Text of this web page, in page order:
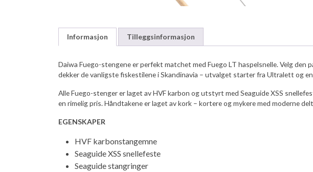
Informasjon Tilleggsinformasjon
Daiwa Fuego-stengene er perfekt matchet med Fuego LT haspelsnelle. Velg
dekker de vanligste fiskestilene i Skandinavia – utvalget starter fra Ultralett og
Alle Fuego-stenger er laget av HVF karbon og utstyrt med Seaguide XSS
en rimelig pris. Håndtakene er laget av kork – kortere og mykere med moderne
EGENSKAPER
HVF karbonstangemne
Seaguide XSS snellefeste
Seaguide stangringer